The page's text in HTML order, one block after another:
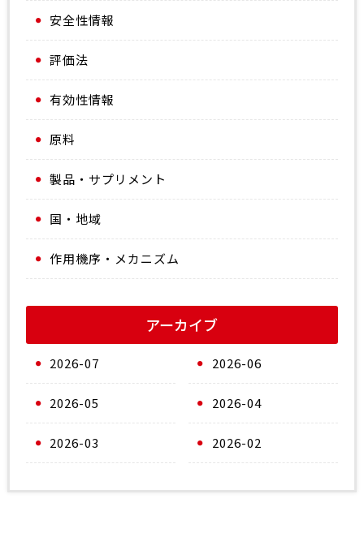
の発現を抑制することを示している。
さらに注目すべきことに、グルコサミン処置によりマウス
のLPS誘導記憶欠損と神経細胞喪失が改善されたと筆者ら
は報告している。
総合的に、これらの知見は、O-GlcNAc化がAD における微
小膠細胞活性化と神経炎症の調節因子として機能し、O-
るための潜在的な治療戦略を表す可能性があることを示唆
していると述べられている。
安全性情報
評価法
有効性情報
原料
製品・サプリメント
国・地域
作用機序・メカニズム
アーカイブ
2026-07 2026-06
2026-05 2026-04
2026-03 2026-02